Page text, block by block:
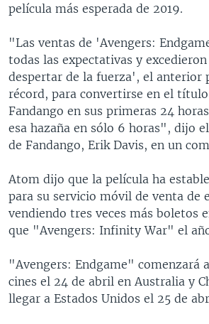
película más esperada de 2019.
"Las ventas de 'Avengers:
todas las expectativas y
despertar de la fuerza', el anterior
récord, para convertirse en el
Fandango en sus primeras 24
esa hazaña en sólo 6 horas", dijo
de Fandango, Erik Davis, en un
Atom dijo que la película ha
para su servicio móvil de venta de
vendiendo tres veces más boletos
que "Avengers: Infinity War" el
"Avengers: Endgame" comenzará
cines el 24 de abril en Australia y
llegar a Estados Unidos el 25 de